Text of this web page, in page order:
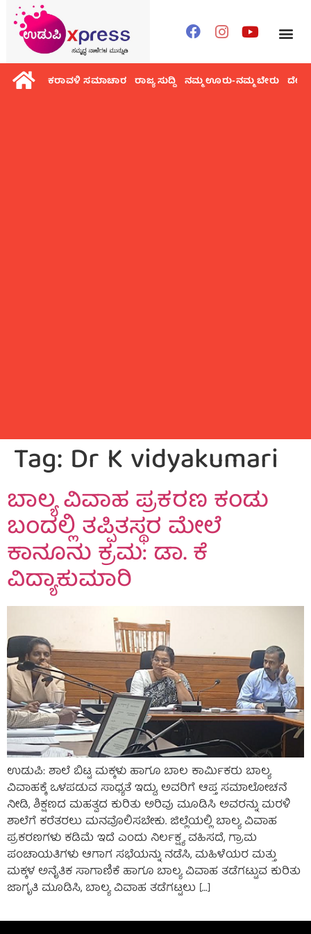
ಕರಾವಳಿ ಸಮಾಚಾರ ರಾಜ್ಯ ಸುದ್ದಿ ನಮ್ಮ ಊರು-ನಮ್ಮ ಬೇರು ದೇಶ
Tag: Dr K vidyakumari
ಬಾಲ್ಯ ವಿವಾಹ ಪ್ರಕರಣ ಕಂಡು
ಬಂದಲ್ಲಿ ತಪ್ಪಿತಸ್ಥರ ಮೇಲೆ
ಕಾನೂನು ಕ್ರಮ: ಡಾ. ಕೆ
ವಿದ್ಯಾಕುಮಾರಿ
ಉಡುಪಿ: ಶಾಲೆ ಬಿಟ್ಟ ಮಕ್ಕಳು ಹಾಗೂ ಬಾಲ ಕಾರ್ಮಿಕರು ಬಾಲ್ಯ
ವಿವಾಹಕ್ಕೆ ಒಳಪಡುವ ಸಾಧ್ಯತೆ ಇದ್ದು, ಅವರಿಗೆ ಆಪ್ತ ಸಮಾಲೋಚನೆ
ನೀಡಿ, ಶಿಕ್ಷಣದ ಮಹತ್ವದ ಕುರಿತು ಅರಿವು ಮೂಡಿಸಿ ಅವರನ್ನು ಮರಳಿ
ಶಾಲೆಗೆ ಕರೆತರಲು ಮನವೊಲಿಸಬೇಕು. ಜಿಲ್ಲೆಯಲ್ಲಿ ಬಾಲ್ಯ ವಿವಾಹ
ಪ್ರಕರಣಗಳು ಕಡಿಮೆ ಇದೆ ಎಂದು ನಿರ್ಲಕ್ಷ್ಯ ವಹಿಸದೆ, ಗ್ರಾಮ
ಪಂಚಾಯತಿಗಳು ಆಗಾಗ ಸಭೆಯನ್ನು ನಡೆಸಿ, ಮಹಿಳೆಯರ ಮತ್ತು
ಮಕ್ಕಳ ಅನೈತಿಕ ಸಾಗಾಣಿಕೆ ಹಾಗೂ ಬಾಲ್ಯ ವಿವಾಹ ತಡೆಗಟ್ಟುವ ಕುರಿತು
ಜಾಗೃತಿ ಮೂಡಿಸಿ, ಬಾಲ್ಯ ವಿವಾಹ ತಡೆಗಟ್ಟಲು […]